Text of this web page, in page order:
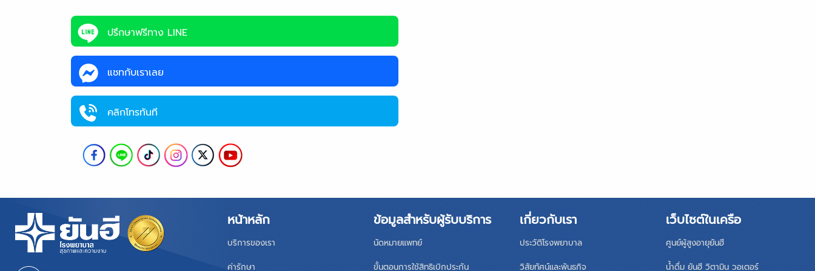
ปรึกษาฟรีทาง LINE
แชทกับเราเลย
คลิกโทรทันที
หน้าหลัก
บริการของเรา
ค่ารักษา
ข้อมูลสำหรับผู้รับบริการ
นัดหมายแพทย์
ขั้นตอนการใช้สิทธิเบิกประกัน
เกี่ยวกับเรา
ประวัติโรงพยาบาล
วิสัยทัศน์และพันธกิจ
เว็บไซต์ในเครือ
ศูนย์ผู้สูงอายุยันฮี
น้ำดื่ม ยันฮี วิตามิน วอเตอร์